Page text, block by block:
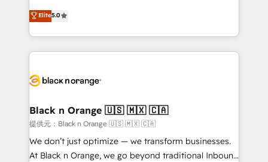
impact of your digital transformation, including a
detailed financial rationale with a focus on ROI and
embark on a transformational journey that sets your
business up for long-term success. Unlock your
business. If not now, when?
DIGITALISIM, nous avons l'intime conviction que la
réussite des entreprises passe par l’innovation web,
le marketing digital, et la relation client ! C'est
pourquoi, nos experts sont à la fois capables de
référencement, votre stratégie digitale et le pilotage
projet HubSpot avec DIGITALISIM : 🧽 Nettoyage,
migration et intégration des bases de données. 🚀
Développement des interfaces avec vos logiciels
métiers ⚙️ Configuration de la plateforme HubSpot
Elite5.0
Black n Orange 🇺🇸 🇲🇽 🇨🇦
提供元：Black n Orange 🇺🇸 🇲🇽 🇨🇦
We don’t just optimize — we transform businesses.
At Black n Orange, we go beyond traditional Inbound